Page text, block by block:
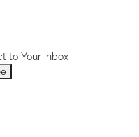
to Your inbox